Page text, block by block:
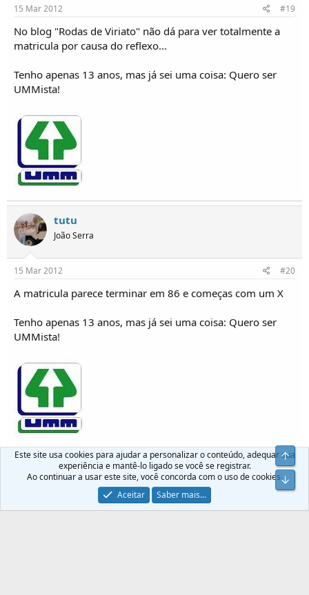
15 Mar 2012 #19
No blog "Rodas de Viriato" não dá para ver totalmente a
matricula por causa do reflexo...
Tenho apenas 13 anos, mas já sei uma coisa: Quero ser
UMMista!
tutu
João Serra
15 Mar 2012 #20
A matricula parece terminar em 86 e começas com um X
Tenho apenas 13 anos, mas já sei uma coisa: Quero ser
UMMista!
1 de 2 Próximo Último
Para comentar, faça login ou efetue o registo.
Este site usa cookies para ajudar a personalizar o conteúdo, adequar sua
experiência e mantê-lo ligado se você se registrar.
Ao continuar a usar este site, você concorda com o uso de cookies.
Aceitar
Saber mais...
Top